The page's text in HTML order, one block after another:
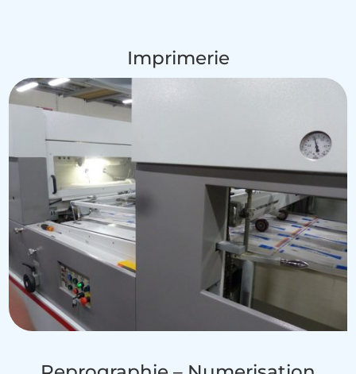
Imprimerie